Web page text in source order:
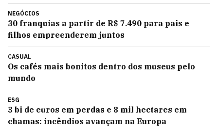
NEGÓCIOS
30 franquias a partir de R$ 7.490 para pais e
filhos empreenderem juntos
CASUAL
Os cafés mais bonitos dentro dos museus pelo
mundo
ESG
3 bi de euros em perdas e 8 mil hectares em
chamas: incêndios avançam na Europa